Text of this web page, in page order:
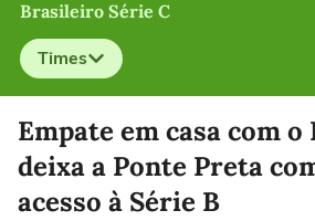
Brasileiro Série C
Times
Selecione o time para ver as notícias
Empate em casa com
deixa a Ponte Preta
acesso à Série B